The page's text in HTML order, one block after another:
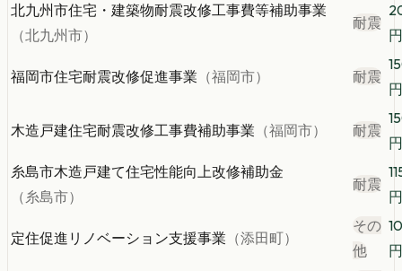
北九州市住宅・建築物耐震改修工事費等補助事業
（北九州市）
耐震
円
福岡市住宅耐震改修促進事業 （福岡市） 耐震
円
木造戸建住宅耐震改修工事費補助事業 （福岡市） 耐震
円
糸島市木造戸建て住宅性能向上改修補助金
（ 糸島市）
耐震
円
定住促進リノベーション支援事業 （添田町）
その
他
円